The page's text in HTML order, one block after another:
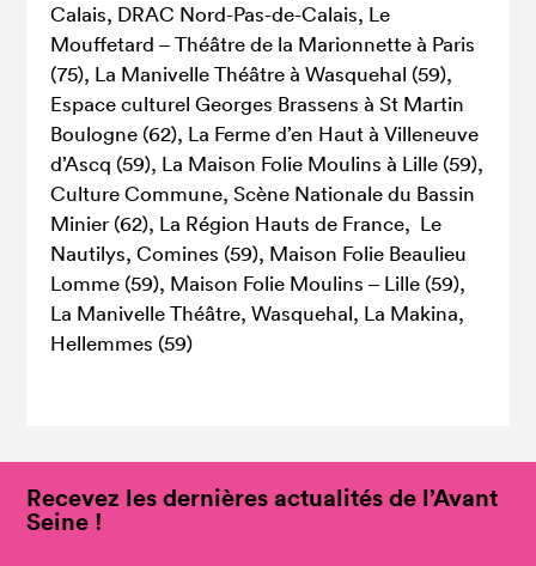
Calais, DRAC Nord-Pas-de-Calais, Le
Mouffetard – Théâtre de la Marionnette à Paris
(75), La Manivelle Théâtre à Wasquehal (59),
Espace culturel Georges Brassens à St Martin
Boulogne (62), La Ferme d’en Haut à Villeneuve
d’Ascq (59), La Maison Folie Moulins à Lille (59),
Culture Commune, Scène Nationale du Bassin
Minier (62), La Région Hauts de France, Le
Nautilys, Comines (59), Maison Folie Beaulieu
Lomme (59), Maison Folie Moulins – Lille (59),
La Manivelle Théâtre, Wasquehal, La Makina,
Hellemmes (59)
Recevez les dernières actualités de l’Avant
Seine !